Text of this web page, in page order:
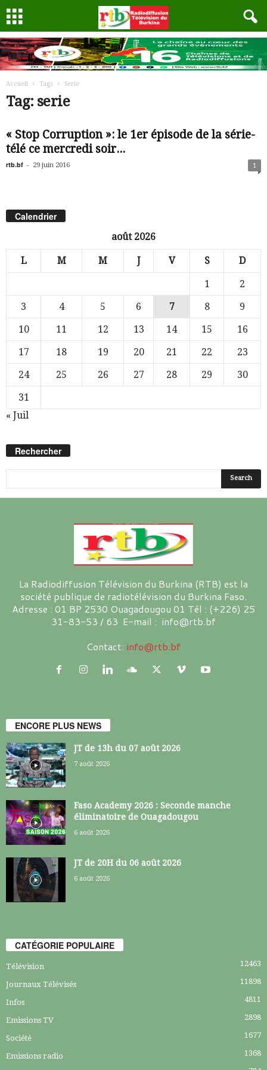
Accueil Tags Serie
Tag: serie
« Stop Corruption »: le 1er épisode de la série-
télé ce mercredi soir...
rtb.bf - 29 juin 2016 1
Calendrier
août 2026
L M M J V S D
1
2
3
4 5 6 7 8
9
10
11 12 13 14 15
16
17
18 19 20 21 22
23
24
25 26 27 28 29
30
31
« Juil
Rechercher
La Radiodiffusion Télévision du Burkina (RTB) est la
société publique de radiotélévision du Burkina Faso.
Adresse : 01 BP 2530 Ouagadougou 01 Tél : (+226) 25
31-83-53 / 63 E-mail : info@rtb.bf
Contact: info@rtb.bf
ENCORE PLUS NEWS
JT de 13h du 07 août 2026
7 août 2026
Faso Academy 2026 : Seconde manche
éliminatoire de Ouagadougou
6 août 2026
JT de 20H du 06 août 2026
6 août 2026
CATÉGORIE POPULAIRE
Télévision 12463
Journaux Télévisés 11898
Infos 4811
Emissions TV 2898
Société 1677
Emissions radio 1368